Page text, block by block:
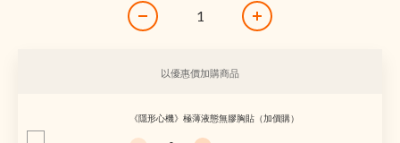
以優惠價加購商品
《隱形心機》極薄液態無膠胸貼（加價購）